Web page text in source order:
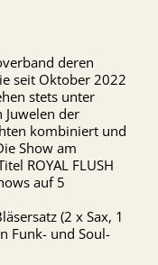
deren
seit Oktober 2022
stets unter
Juwelen der
kombiniert und
Show am
ROYAL FLUSH
auf 5
(2 x Sax, 1
Funk- und Soul-